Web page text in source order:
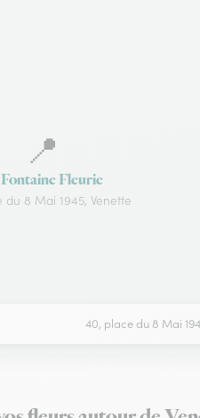
📍
Fleurie
du 8 Mai 1945, Venette
40, place du 8 Mai